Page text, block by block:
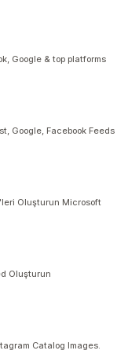
Google & top platforms
Google, Facebook Feeds
Oluşturun Microsoft
Oluşturun
Catalog Images.